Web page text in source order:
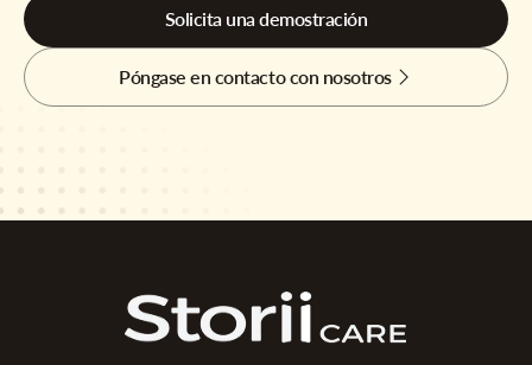
Solicita una demostración
Póngase en contacto con nosotros